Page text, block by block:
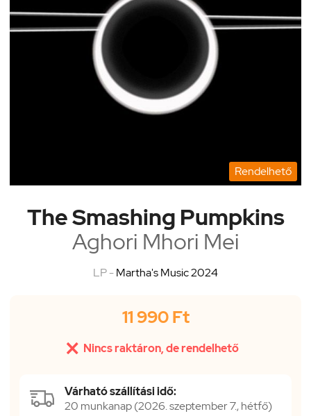
Rendelhető
The Smashing Pumpkins
Aghori Mhori Mei
LP -Martha's Music 2024
11 990 Ft
 Nincs raktáron, de rendelhető
Várható szállítási idő:
20 munkanap (2026. szeptember 7., hétfő)